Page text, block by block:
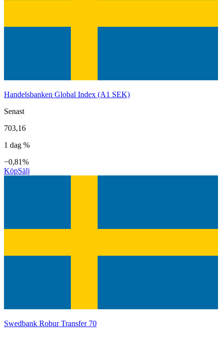
Handelsbanken Global Index (A1 SEK)
Senast
703,16
1 dag %
−0,81%
KöpSälj
Swedbank Robur Transfer 70